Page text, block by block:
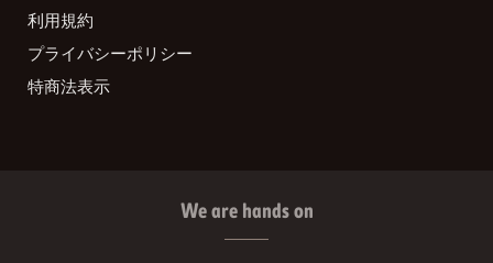
利用規約
プライバシーポリシー
特商法表示
We are hands on